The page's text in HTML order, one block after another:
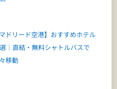
マドリード空港】おすすめホテル
｜直結・無料シャトルバスで
移動